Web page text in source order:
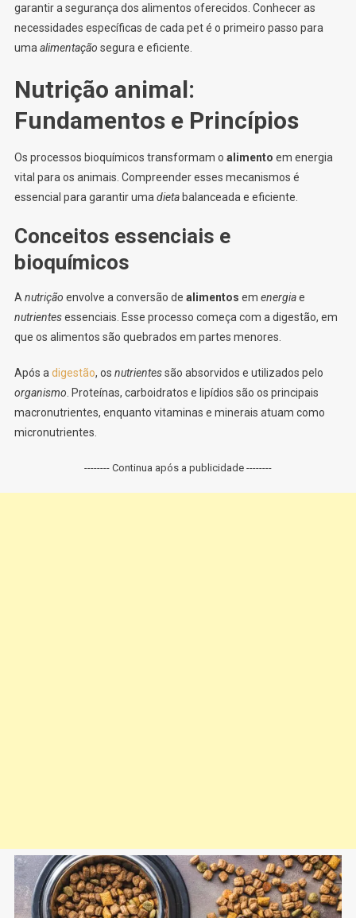
garantir a segurança dos alimentos oferecidos. Conhecer as
necessidades específicas de cada pet é o primeiro passo para
uma alimentação segura e eficiente.
Nutrição animal:
Fundamentos e Princípios
Os processos bioquímicos transformam o alimento em energia
vital para os animais. Compreender esses mecanismos é
essencial para garantir uma dietabalanceada e eficiente.
Conceitos essenciais e
bioquímicos
A nutrição envolve a conversão de alimentos em energiae
nutrientesessenciais. Esse processo começa com a digestão, em
que os alimentos são quebrados em partes menores.
Após a digestão, os nutrientessão absorvidos e utilizados pelo
organismo . Proteínas, carboidratos e lipídios são os principais
macronutrientes, enquanto vitaminas e minerais atuam como
micronutrientes.
-------- Continua após a publicidade --------